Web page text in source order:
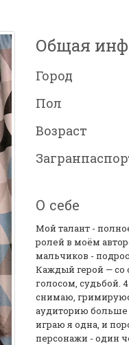
Общая
Город
Пол
Возраст
О себе
Мой талант -
ролей в моём
мальчиков -
Каждый герой — со
голосом, судьбой.
снимаю,
аудиторию больше
играю я одна, и
персонажи - один